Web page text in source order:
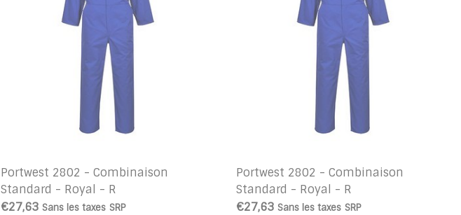
Portwest 2802 - Combinaison
Standard - Royal - R
€27,63 Sans les taxes SRP
Portwest 2802 - Combinaison
Standard - Royal - R
€27,63 Sans les taxes SRP